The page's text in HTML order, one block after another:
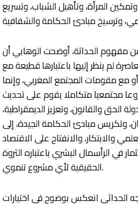
وتمكين المرأة، وتأهيل الشباب، وتسريع
مفهوم الحداثة، أوضحت الوهابي أن
لم ينظر إليها باعتبارها قطيعة مع
مع مقومات المجتمع المغربي، وإنما
مجتمعيا متكاملا يقوم على تحديث
الحق والقانون، وتعزيز الديمقراطية،
وتكريس مبادئ الحكامة الجيدة، إلى
والابتكار، والانفتاح على الاقتصاد
في الرأسمال البشري باعتباره الثروة
الحقيقية لأي مشروع تنموي.
الحداثي انعكس بوضوح في اختيارات